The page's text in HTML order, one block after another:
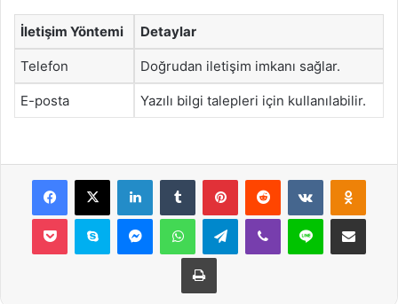
İletişim Yöntemi Detaylar
Telefon Doğrudan iletişim imkanı sağlar.
E-posta Yazılı bilgi talepleri için kullanılabilir.
Facebook
X LinkedInTumblr PinterestReddit VKontakte
Pocket Skype MessengerWhatsAppTelegramViber Line E-Posta ile
Yazdır